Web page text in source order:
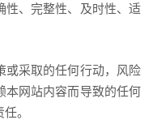
性、完整性、及时性、适
或采取的任何行动，风险
本网站内容而导致的任何
。